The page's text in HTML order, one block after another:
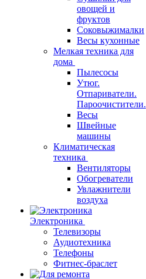
овощей и
фруктов
Соковыжималки
Весы кухонные
Мелкая техника для
дома
Пылесосы
Утюг.
Отпариватели.
Пароочистители.
Весы
Швейные
машины
Климатическая
техника
Вентиляторы
Обогреватели
Увлажнители
воздуха
Электроника
Телевизоры
Аудиотехника
Телефоны
Фитнес-браслет